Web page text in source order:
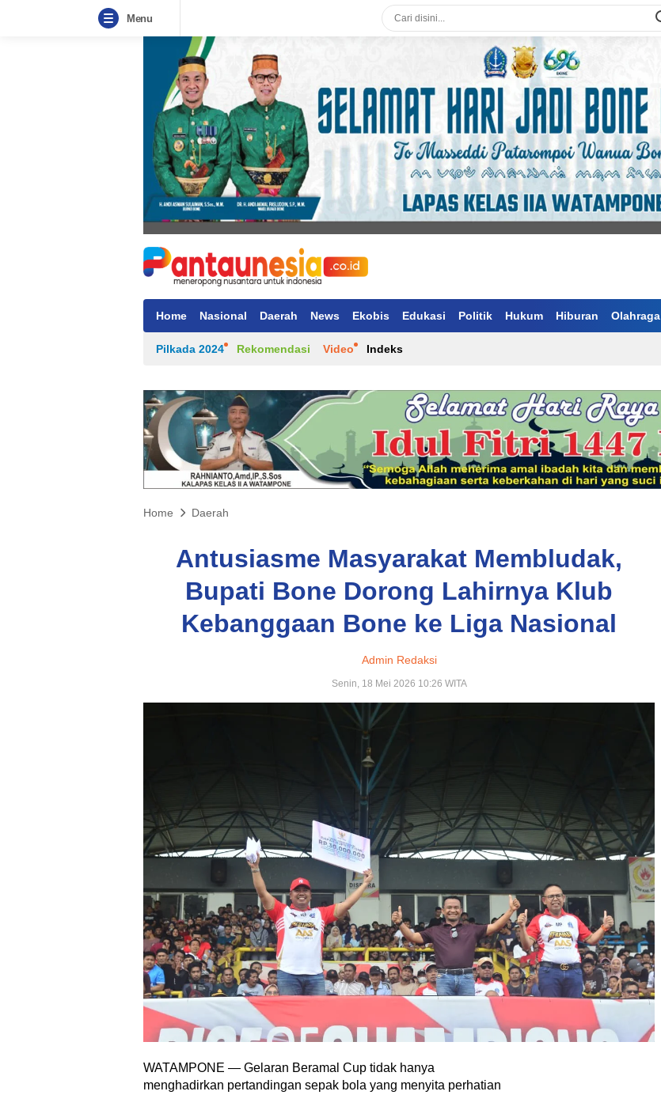
Menu
Home Nasional Daerah News Ekobis Edukasi Politik Hukum Hiburan Olahraga
Pilkada 2024 Rekomendasi Video Indeks
Home Daerah
Antusiasme Masyarakat Membludak,
Bupati Bone Dorong Lahirnya Klub
Kebanggaan Bone ke Liga Nasional
Admin Redaksi
Senin, 18 Mei 2026 10:26 WITA
WATAMPONE — Gelaran Beramal Cup tidak hanya
menghadirkan pertandingan sepak bola yang menyita perhatian